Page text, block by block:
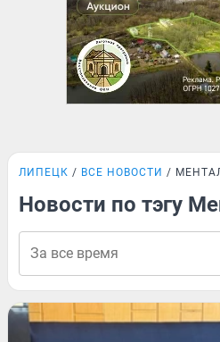
ЛИПЕЦК ВСЕ НОВОСТИ
Новости по тэгу